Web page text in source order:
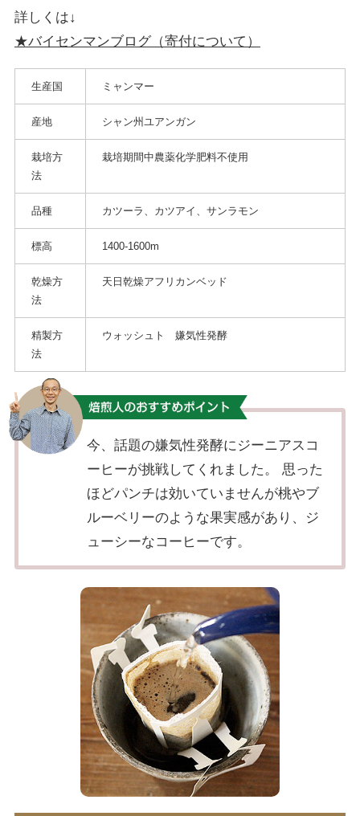
詳しくは↓
★バイセンマンブログ（寄付について）
生産国 ミャンマー
産地 シャン州ユアンガン
栽培方
法
栽培期間中農薬化学肥料不使用
品種 カツーラ、カツアイ、サンラモン
標高 1400-1600m
乾燥方
法
天⽇乾燥アフリカンベッド
精製方
法
ウォッシュト 嫌気性発酵
今、話題の嫌気性発酵にジーニアスコ
ーヒーが挑戦してくれました。 思った
ほどパンチは効いていませんが桃やブ
ルーベリーのような果実感があり、ジ
ューシーなコーヒーです。